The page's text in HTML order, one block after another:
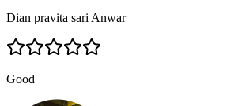
Dian pravita sari Anwar
Good